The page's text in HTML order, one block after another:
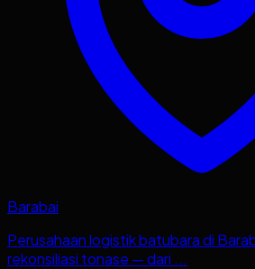
Barabai
Perusahaan logistik batubara di
rekonsiliasi tonase — dari ...